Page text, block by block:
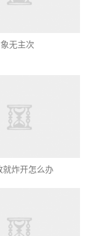
无主次
就炸开怎么办